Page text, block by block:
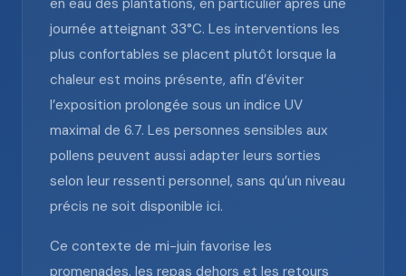
en eau des plantations, en particulier après une
journée atteignant 33°C. Les interventions les
plus confortables se placent plutôt lorsque la
chaleur est moins présente, afin d’éviter
l’exposition prolongée sous un indice UV
maximal de 6.7. Les personnes sensibles aux
pollens peuvent aussi adapter leurs sorties
selon leur ressenti personnel, sans qu’un niveau
précis ne soit disponible ici.
Ce contexte de mi-juin favorise les
promenades, les repas dehors et les retours